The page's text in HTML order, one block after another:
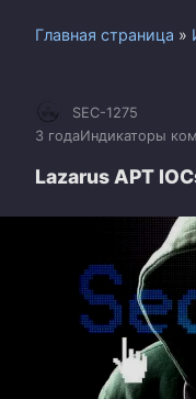
Главная страница »
SEC-1275
3 годаИндикаторы
Lazarus APT